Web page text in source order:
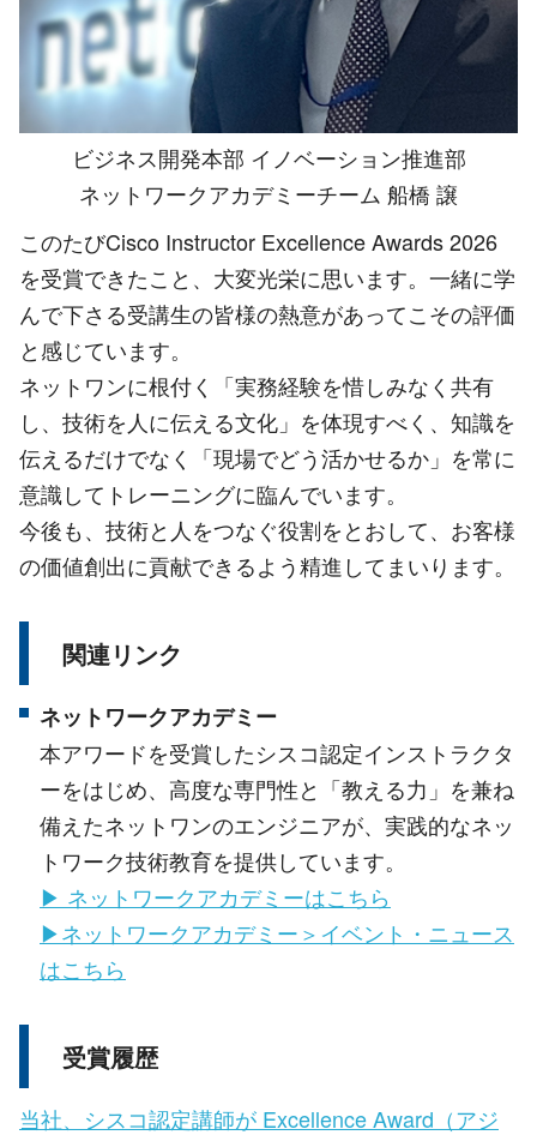
ビジネス開発本部 イノベーション推進部
ネットワークアカデミーチーム 船橋 譲
このたびCisco Instructor Excellence Awards 2026
を受賞できたこと、大変光栄に思います。一緒に学
んで下さる受講生の皆様の熱意があってこその評価
と感じています。
ネットワンに根付く「実務経験を惜しみなく共有
し、技術を人に伝える文化」を体現すべく、知識を
伝えるだけでなく「現場でどう活かせるか」を常に
意識してトレーニングに臨んでいます。
今後も、技術と人をつなぐ役割をとおして、お客様
の価値創出に貢献できるよう精進してまいります。
関連リンク
ネットワークアカデミー
本アワードを受賞したシスコ認定インストラクタ
ーをはじめ、高度な専門性と「教える力」を兼ね
備えたネットワンのエンジニアが、実践的なネッ
トワーク技術教育を提供しています。
▶ ネットワークアカデミーはこちら
▶︎ネットワークアカデミー＞イベント・ニュース
はこちら
受賞履歴
当社、シスコ認定講師が Excellence Award（アジ